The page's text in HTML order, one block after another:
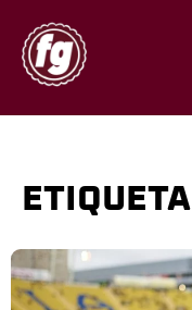
ETIQUETA